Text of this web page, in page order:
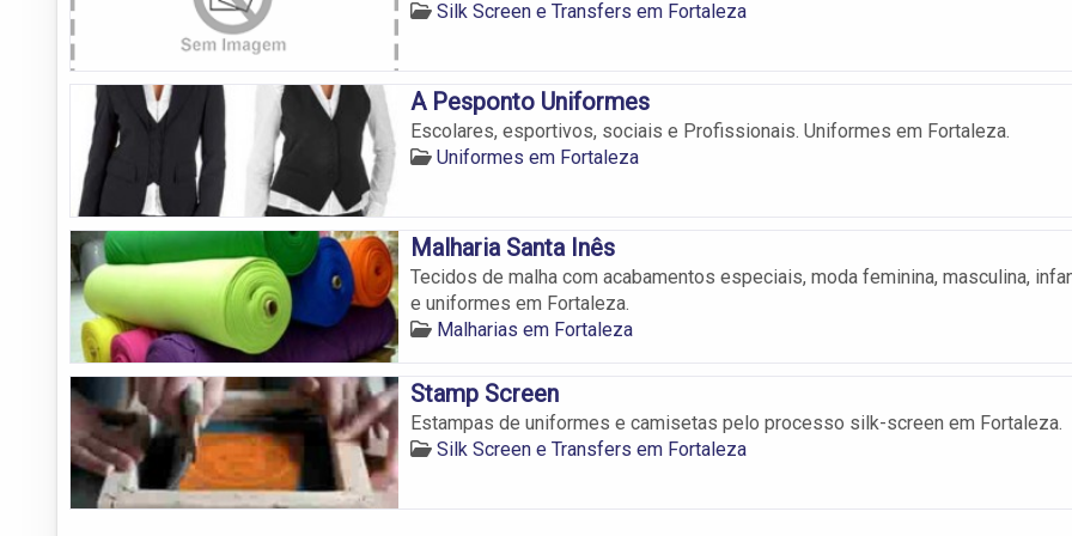
Silk Screen e Transfers em Fortaleza
A Pesponto Uniformes
Escolares, esportivos, sociais e Profissionais. Uniformes em Fortaleza.
Uniformes em Fortaleza
Malharia Santa Inês
Tecidos de malha com acabamentos especiais, moda feminina, masculina,
e uniformes em Fortaleza.
Malharias em Fortaleza
Stamp Screen
Estampas de uniformes e camisetas pelo processo silk-screen em Fortaleza.
Silk Screen e Transfers em Fortaleza